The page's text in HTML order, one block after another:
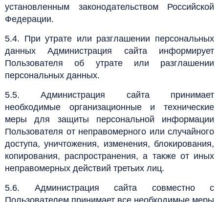
установленным законодательством Российской
Федерации.
5.4. При утрате или разглашении персональных
данных Администрация сайта информирует
Пользователя об утрате или разглашении
персональных данных.
5.5. Администрация сайта принимает
необходимые организационные и технические
меры для защиты персональной информации
Пользователя от неправомерного или случайного
доступа, уничтожения, изменения, блокирования,
копирования, распространения, а также от иных
неправомерных действий третьих лиц.
5.6. Администрация сайта совместно с
Пользователем принимает все необходимые меры